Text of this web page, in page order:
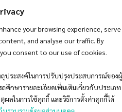
your browsing experience, serve
and analyse our traffic. By
consent to our use of cookies.
ประสงค์ในการปรับปรุงประสบการณ์ของผู้
ศึกษารายละเอียดเพิ่มเติมเกี่ยวกับประเภท
ผลในการใช้คุกกี้ และวิธีการตั้งค่าคุกกี้ได้
ยที่จะช่วยเหลือให้นักลงทุนไทย
นการลงทุนอย่างเป็นระบบแบบ
Investing